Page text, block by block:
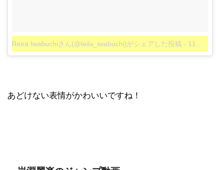
Reira Iwabuchiさん(@leila_iwabuchi)がシェアした投稿 - 11月 3, 2017 at 3:46午後 PDT
あどけない表情がかわいいですね！